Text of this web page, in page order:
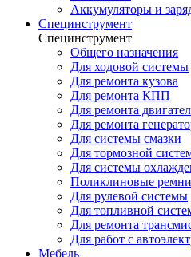
Аккумуляторы и
Специнструмент
Специнструмент
Общего назначения
Для ходовой системы
Для ремонта кузова
Для ремонта КПП
Для ремонта
Для ремонта
Для системы смазки
Для тормозной
Для системы
Поликлиновые ремни
Для рулевой системы
Для топливной
Для ремонта
Для работ с
Мебель